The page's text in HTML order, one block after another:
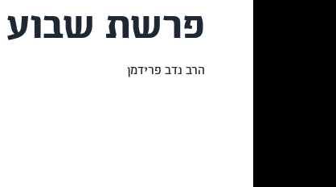
פרשת שבוע
הרב נדב פרידמן